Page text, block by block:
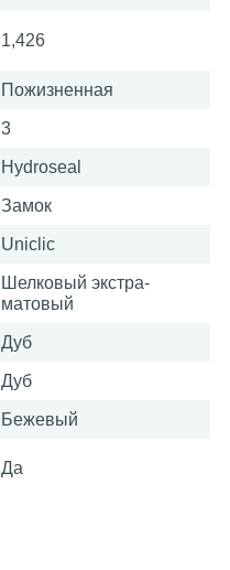
1,426
Пожизненная
3
Hydroseal
Замок
Uniclic
Шелковый экстра-
матовый
Дуб
Дуб
Бежевый
Да